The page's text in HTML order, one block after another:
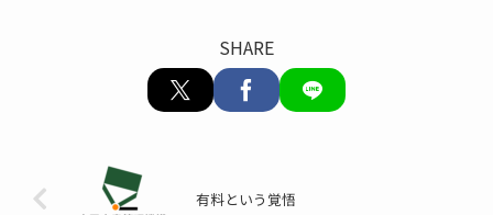
SHARE
有料という覚悟